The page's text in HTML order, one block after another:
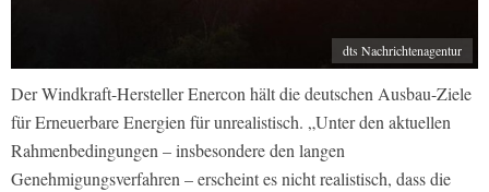
dts Nachrichtenagentur
Der Windkraft-Hersteller Enercon hält die deutschen Ausbau-Ziele
für Erneuerbare Energien für unrealistisch. „Unter den aktuellen
Rahmenbedingungen – insbesondere den langen
Genehmigungsverfahren – erscheint es nicht realistisch, dass die